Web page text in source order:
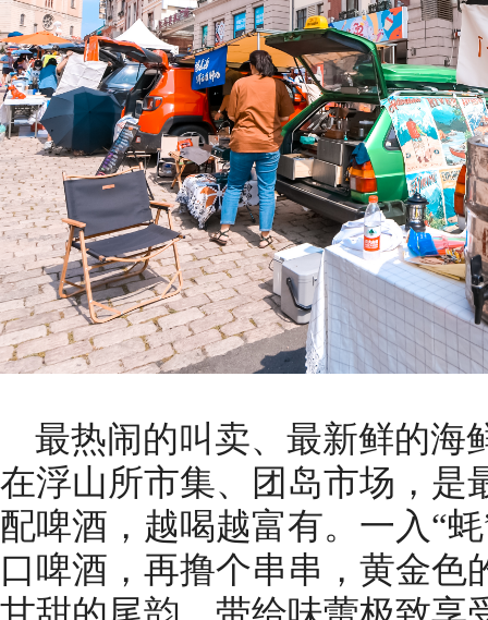
最热闹的叫卖、最新鲜的海
在浮山所市集、团岛市场，是
配啤酒，越喝越富有。一入“
口啤酒，再撸个串串，黄金色